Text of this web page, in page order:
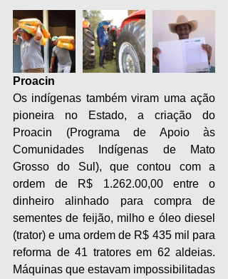
Proacin
Os indígenas também viram uma ação
pioneira no Estado, a criação do
Proacin (Programa de Apoio às
Comunidades Indígenas de Mato
Grosso do Sul), que contou com a
ordem de R$ 1.262.00,00 entre o
dinheiro alinhado para compra de
sementes de feijão, milho e óleo diesel
(trator) e uma ordem de R$ 435 mil para
reforma de 41 tratores em 62 aldeias.
Máquinas que estavam impossibilitadas